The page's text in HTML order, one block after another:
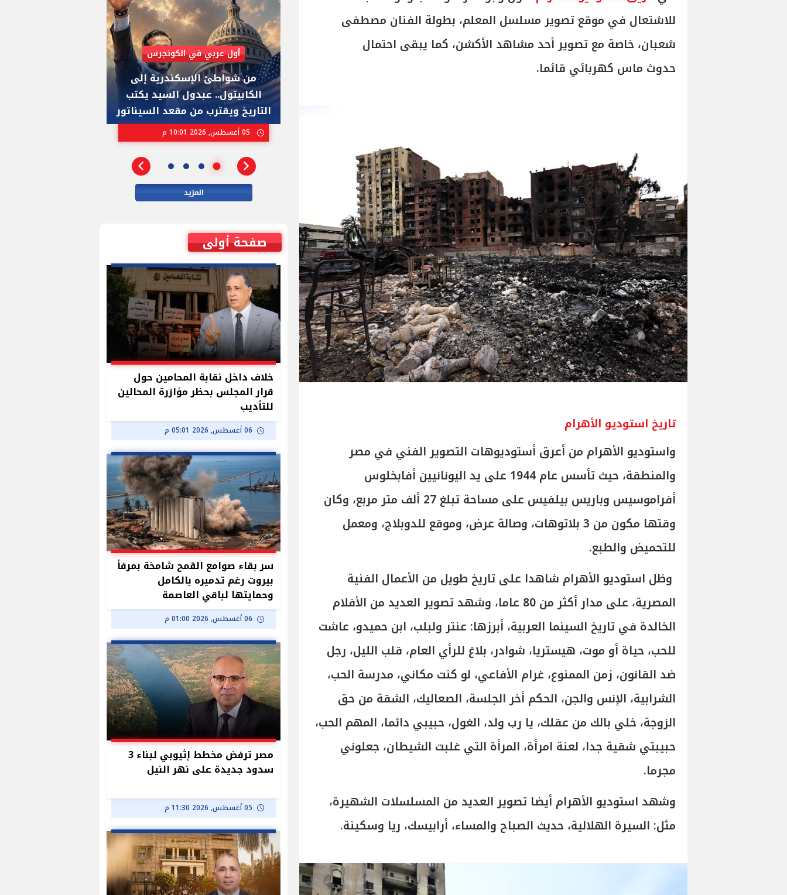
للاشتعال في موقع تصوير مسلسل المعلم، بطولة الفنان مصطفى
شعبان، خاصة مع تصوير أحد مشاهد الأكشن، كما يبقى احتمال
حدوث ماس كهربائي قائما.
تاريخ استوديو الأهرام
واستوديو الأهرام من أعرق أستوديوهات التصوير الفني في مصر
والمنطقة، حيث تأسس عام 1944 على يد اليونانيين أفابخلوس
أفراموسيس وباريس بيلفيس على مساحة تبلغ 27 ألف متر مربع، وكان
وقتها مكون من 3 بلاتوهات، وصالة عرض، وموقع
للدوبلاج، ومعمل
للتحميض والطبع.
وظل استوديو الأهرام شاهدا على تاريخ طويل من الأعمال الفنية
المصرية، على مدار أكثر من 80 عاما، وشهد تصوير العديد من الأفلام
الخالدة في تاريخ السينما العربية، أبرزها: عنتر ولبلب، ابن حميدو، عاشت
للحب، حياة أو موت، هيستريا، شوادر، بلاغ للرأي العام، قلب الليل، رجل
ضد القانون، زمن الممنوع، غرام الأفاعي، لو كنت مكاني، مدرسة الحب،
الشرابية، الإنس والجن، الحكم أخر الجلسة، الصعاليك، الشقة من حق
الزوجة، خلي بالك من عقلك، يا رب ولد، الغول، حبيبي دائما، المهم الحب،
حبيبتي شقية جدا، لعنة امرأة، المرأة التي غلبت الشيطان، جعلوني
مجرما.
وشهد استوديو الأهرام أيضا تصوير العديد من المسلسلات الشهيرة،
مثل: السيرة الهلالية، حديث الصباح والمساء، أرابيسك، ريا وسكينة.
" صاحب صاحبه " أول عربي في الكونجرس
من شواطئ الإسكندرية إلى
الكابيتول.. عبدول السيد يكتب
التاريخ ويقترب من مقعد السيناتور
المزيد
صفحة أولى
خلاف داخل نقابة المحامين حول
قرار المجلس بحظر مؤازرة المحالين
للتأديب
06 أغسطس, 2026 05:01 م
سر بقاء صوامع القمح شامخة بمرفأ
بيروت رغم تدميره بالكامل
وحمايتها لباقي العاصمة
06 أغسطس, 2026 01:00 م
مصر ترفض مخطط إثيوبي لبناء 3
سدود جديدة على نهر النيل
05 أغسطس, 2026 11:30 م